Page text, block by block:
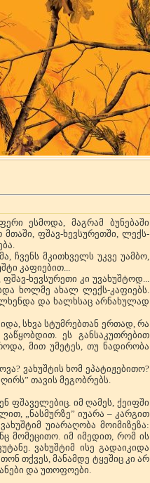
ესმოდა, მაგრამ ბუნებაში
ფშავ-ხევსურეთში, ლექს-
ჩვენს მკითხველს უკვე უამბო,
კაფიებით...
ხევსურეთი კი უვახუშტოდ...
ხოლმე ახალ ლექს-კაფიებს.
და ხალხსაც არნახულად
სხვა სტუმრებთან ერთად, რა
ეს განსაკუთრებით
მით უმეტეს, თუ ნადირობა
ვახუშტის ხომ ეპატიჟებითო?
თავის მეგობრებს.
ფშაველებიც. იმ ღამეს, ქეიფში
„ნასმურზე” იუარა – კარგით
უიარაღობა მოიმიზეზა:
მომეცითო. იმ იმედით, რომ ის
ვახუშტიმ ისე გადაიკიდა
თქვეს, მანამდე ტყეშიც კი არ
და უთოფოები.